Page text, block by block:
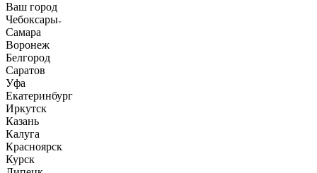
Ваш город
Чебоксары
Самара
Воронеж
Белгород
Саратов
Уфа
Екатеринбург
Иркутск
Казань
Калуга
Красноярск
Курск